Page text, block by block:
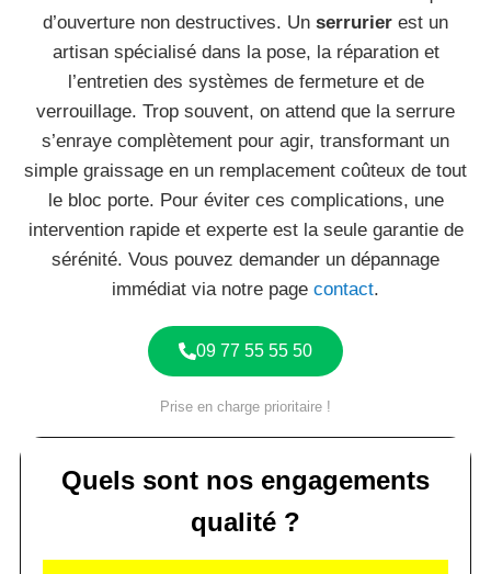
d’ouverture non destructives. Un serrurier est un
artisan spécialisé dans la pose, la réparation et
l’entretien des systèmes de fermeture et de
verrouillage. Trop souvent, on attend que la serrure
s’enraye complètement pour agir, transformant un
simple graissage en un remplacement coûteux de tout
le bloc porte. Pour éviter ces complications, une
intervention rapide et experte est la seule garantie de
sérénité. Vous pouvez demander un dépannage
immédiat via notre page contact.
09 77 55 55 50
Prise en charge prioritaire !
Quels sont nos engagements
qualité ?